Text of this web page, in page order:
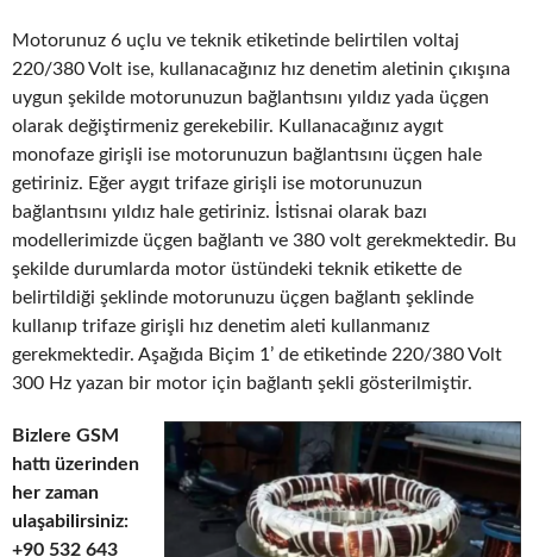
Motorunuz 6 uçlu ve teknik etiketinde belirtilen voltaj
220/380 Volt ise, kullanacağınız hız denetim aletinin çıkışına
uygun şekilde motorunuzun bağlantısını yıldız yada üçgen
olarak değiştirmeniz gerekebilir. Kullanacağınız aygıt
monofaze girişli ise motorunuzun bağlantısını üçgen hale
getiriniz. Eğer aygıt trifaze girişli ise motorunuzun
bağlantısını yıldız hale getiriniz. İstisnai olarak bazı
modellerimizde üçgen bağlantı ve 380 volt gerekmektedir. Bu
şekilde durumlarda motor üstündeki teknik etikette de
belirtildiği şeklinde motorunuzu üçgen bağlantı şeklinde
kullanıp trifaze girişli hız denetim aleti kullanmanız
gerekmektedir. Aşağıda Biçim 1’ de etiketinde 220/380 Volt
300 Hz yazan bir motor için bağlantı şekli gösterilmiştir.
Bizlere GSM
hattı üzerinden
her zaman
ulaşabilirsiniz:
+90 532 643